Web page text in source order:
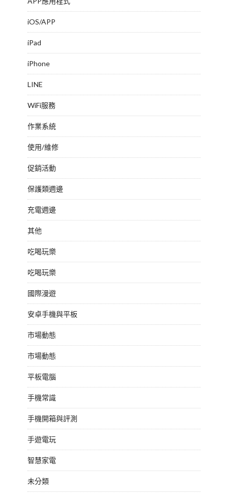
iOS/APP
iPad
iPhone
LINE
WiFi服務
作業系統
使用/維修
促銷活動
保護類週邊
充電週邊
其他
吃喝玩樂
吃喝玩樂
國際漫遊
安卓手機與平板
市場動態
市場動態
平板電腦
手機常識
手機開箱與評測
手遊電玩
智慧家電
未分類